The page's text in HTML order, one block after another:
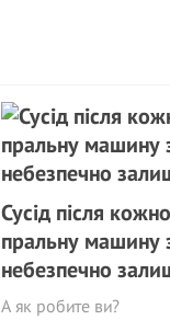
Сусід після
пральну машину
небезпечно
А як робите ви?